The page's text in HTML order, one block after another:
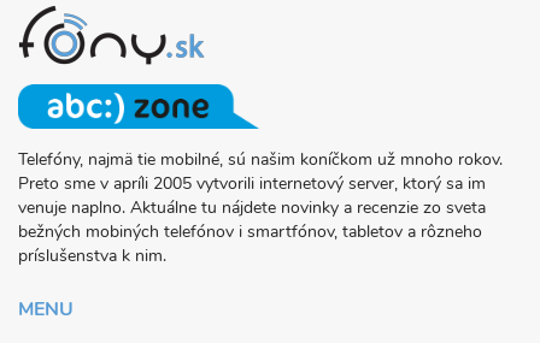
O
PROJEKTE
FONY.SK
Telefóny, najmä tie mobilné, sú našim koníčkom už mnoho rokov.
Preto sme v apríli 2005 vytvorili internetový server, ktorý sa im
venuje naplno. Aktuálne tu nájdete novinky a recenzie zo sveta
bežných mobiných telefónov i smartfónov, tabletov a rôzneho
príslušenstva k nim.
MENU